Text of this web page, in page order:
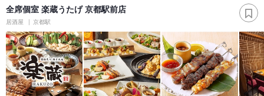
全席個室 楽蔵うたげ 京都駅前店
居酒屋 京都駅